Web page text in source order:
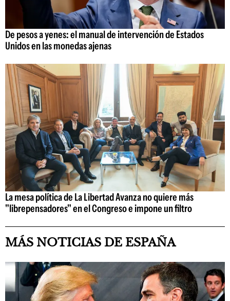
De pesos a yenes: el manual de intervención de Estados
Unidos en las monedas ajenas
La mesa política de La Libertad Avanza no quiere más
"librepensadores" en el Congreso e impone un filtro
MÁS NOTICIAS DE ESPAÑA